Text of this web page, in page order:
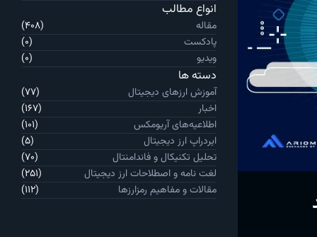
انواع مطالب
مقاله
(408)
پادکست
(0)
ویدیو
(0)
دسته ها
آموزش ارزهای دیجیتال
(77)
اخبار
(167)
اطلاعیه‌های آریومکس
(101)
ایردراپ ارز دیجیتال
(5)
تحلیل تکنیکال و فاندامنتال
(70)
لغت نامه و اصطلاحات ارز دیجیتال
(251)
مقالات و مفاهیم رمزارزها
(112)